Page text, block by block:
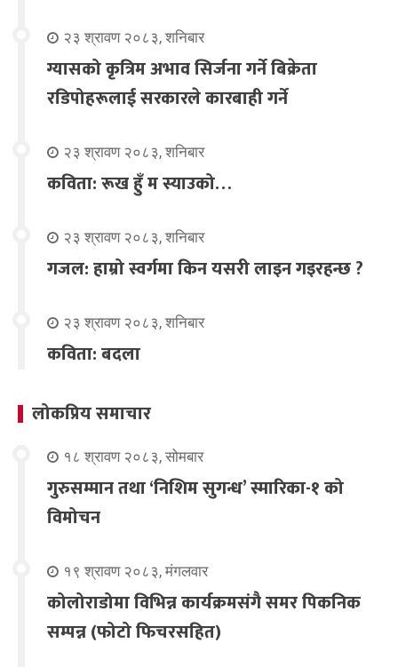
२३ श्रावण २०८३, शनिबार
ग्यासको कृत्रिम अभाव सिर्जना गर्ने बिक्रेता
रडिपोहरूलाई सरकारले कारबाही गर्ने
२३ श्रावण २०८३, शनिबार
कविता: रूख हुँ म स्याउको…
२३ श्रावण २०८३, शनिबार
गजल: हाम्रो स्वर्गमा किन यसरी लाइन गइरहन्छ ?
२३ श्रावण २०८३, शनिबार
कविता: बदला
लोकप्रिय समाचार
१८ श्रावण २०८३, सोमबार
गुरुसम्मान तथा ‘निशिम सुगन्ध’ स्मारिका-१ को
विमोचन
१९ श्रावण २०८३, मंगलवार
कोलोराडोमा विभिन्न कार्यक्रमसंगै समर पिकनिक
सम्पन्न (फोटो फिचरसहित)